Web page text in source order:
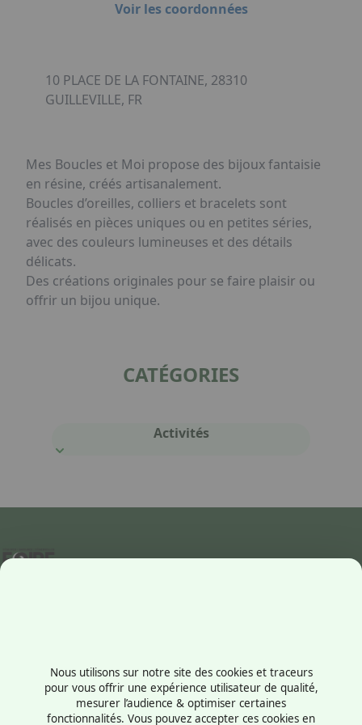
Voir les coordonnées
10 PLACE DE LA FONTAINE, 28310
GUILLEVILLE, FR
Mes Boucles et Moi propose des bijoux fantaisie
en résine, créés artisanalement.
Boucles d’oreilles, colliers et bracelets sont
réalisés en pièces uniques ou en petites séries,
avec des couleurs lumineuses et des détails
délicats.
Des créations originales pour se faire plaisir ou
offrir un bijou unique.
CATÉGORIES
Activités
1 rue du Président Robert Schuman
45100 - Orléans
Nous utilisons sur notre site des cookies et traceurs
pour vous offrir une expérience utilisateur de qualité,
mesurer l’audience & optimiser certaines
fonctionnalités. Vous pouvez accepter ces cookies en